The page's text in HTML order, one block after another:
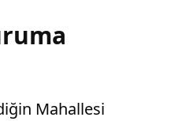
Mahallesi